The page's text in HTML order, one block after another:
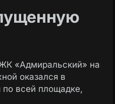
«Адмиральский» на
оказался в
по всей площадке,